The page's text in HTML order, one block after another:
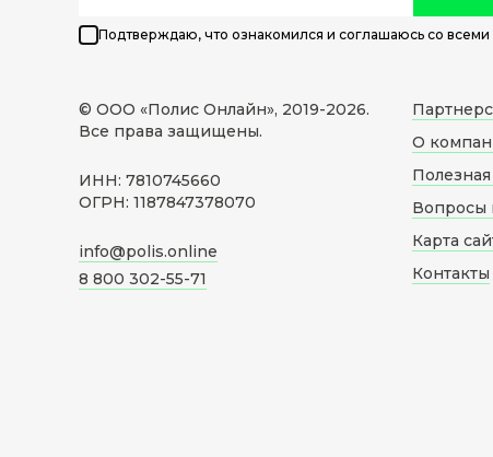
Подтверждаю, что ознакомился и соглашаюсь со всеми
© ООО «Полис Онлайн», 2019-2026.
Все права защищены.
ИНН: 7810745660
ОГРН: 1187847378070
info@polis.online
8 800 302-55-71
О
Вопросы
Карта
Контакты